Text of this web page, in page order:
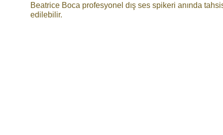
Beatrice Boca profesyonel dış ses spikeri anında
edilebilir.